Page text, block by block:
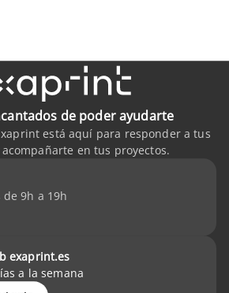
de poder ayudarte
está aquí para responder a tus
en tus proyectos.
9h a 19h
exaprint.es
a la semana